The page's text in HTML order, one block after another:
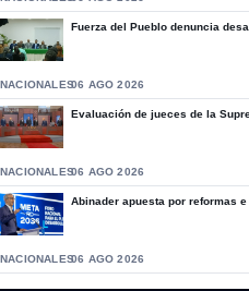
Fuerza del Pueblo denuncia
NACIONALES06 AGO 2026
Evaluación de jueces de la
NACIONALES06 AGO 2026
Abinader apuesta por reformas
NACIONALES06 AGO 2026